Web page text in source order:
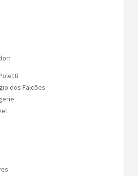
dos Falcões